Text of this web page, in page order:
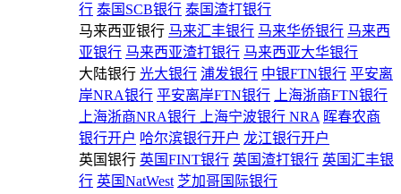
行 泰国SCB银行 泰国渣打银行
马来西亚银行 马来汇丰银行 马来华侨银行 马来西
亚银行 马来西亚渣打银行 马来西亚大华银行
大陆银行 光大银行 浦发银行 中银FTN银行 平安离
岸NRA银行 平安离岸FTN银行
上海浙商FTN银行
上海浙商NRA银行
上海宁波银行 NRA 晖春农商
银行开户 哈尔滨银行开户 龙江银行开户
英国银行 英国FINT银行 英国渣打银行 英国汇丰银
行 英国NatWest 芝加哥国际银行